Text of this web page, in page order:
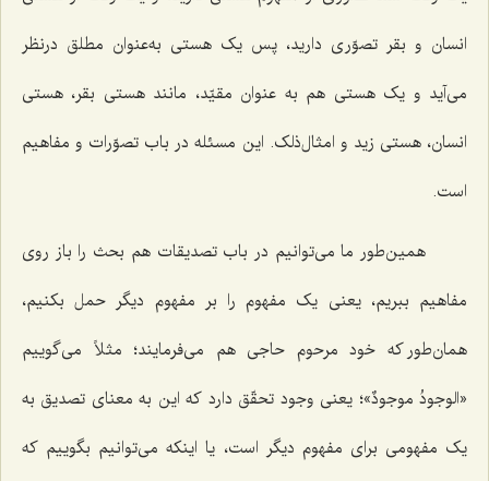
انسان و بقر تصوّری دارید، پس یک هستی به‌عنوان مطلق درنظر
می‌آید و یک هستی هم به عنوان مقیّد، مانند هستی بقر، هستی
انسان، هستی زید و امثال‌ذلک. این مسئله در باب تصوّرات و مفاهیم
است.
همین‌طور ما می‌توانیم در باب تصدیقات هم بحث را باز روی
مفاهیم ببریم، یعنی یک مفهوم را بر مفهوم دیگر حمل بکنیم،
همان‌طور که خود مرحوم حاجی هم می‌فرمایند؛ مثلاً می‌گوییم
«الوجودُ موجودٌ»؛ یعنی وجود تحقّق دارد که این به معنای تصدیق به
یک مفهومی برای مفهوم دیگر است، یا اینکه می‌توانیم بگوییم که